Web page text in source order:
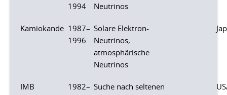
1994
Neutrinos
Kamiokande 1987–
1996
Solare Elektron-
Neutrinos,
atmosphärische
Neutrinos
IMB
1982– Suche nach seltenen